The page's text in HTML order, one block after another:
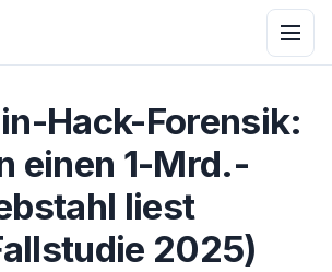
Hack-Forensik:
einen 1-Mrd.-
liest
2025)